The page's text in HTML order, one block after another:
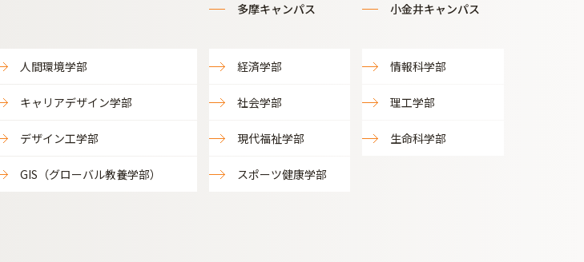
人間環境学部
キャリアデザイン学部
デザイン工学部
GIS（グローバル教養学部）
多摩キャンパス
経済学部
社会学部
現代福祉学部
スポーツ健康学部
小金井キャンパス
情報科学部
理工学部
生命科学部